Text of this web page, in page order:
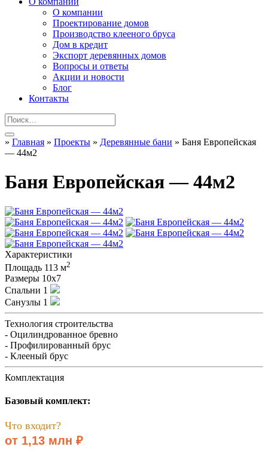
О компании
Проектирование домов
Производство клееного бруса
Дом в кредит
Экспорт деревянных домов
Вопросы и ответы
Акции и новости
Блог
Контакты
» Главная » Проекты » Деревянные бани » Баня Европейская
— 44м2
Баня Европейская — 44м2
Характеристики
Площадь 113 м2
Размеры 10х7
Спальни 1
Санузлы 1
Технология строительства
- Оцилиндрованное бревно
- Профилированный брус
- Клееный брус
Комплектация
Базовый комплект:
Что входит?
от 1,13 млн ₽